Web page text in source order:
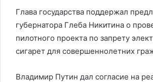
Глава государства поддержал
губернатора Глеба Никитина о
пилотного проекта по запрету
сигарет для совершеннолетних
Владимир Путин дал согласие на